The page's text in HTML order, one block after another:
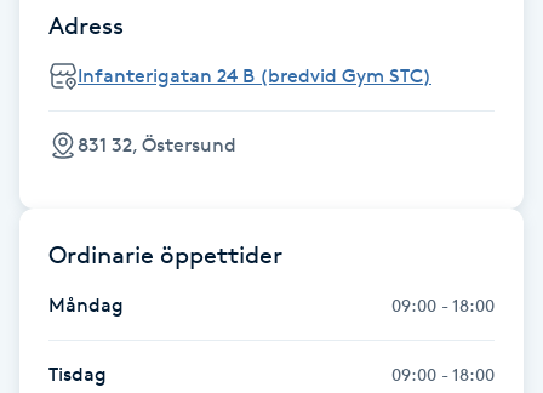
Hårborttagning
Hårbottenbehandling
Hårvård
Hälsa
Hälsprickor
Adress
Infanterigatan 24 B (bredvid Gym STC)
831 32, Östersund
Ordinarie öppettider
Måndag 09:00 - 18:00
Tisdag 09:00 - 18:00